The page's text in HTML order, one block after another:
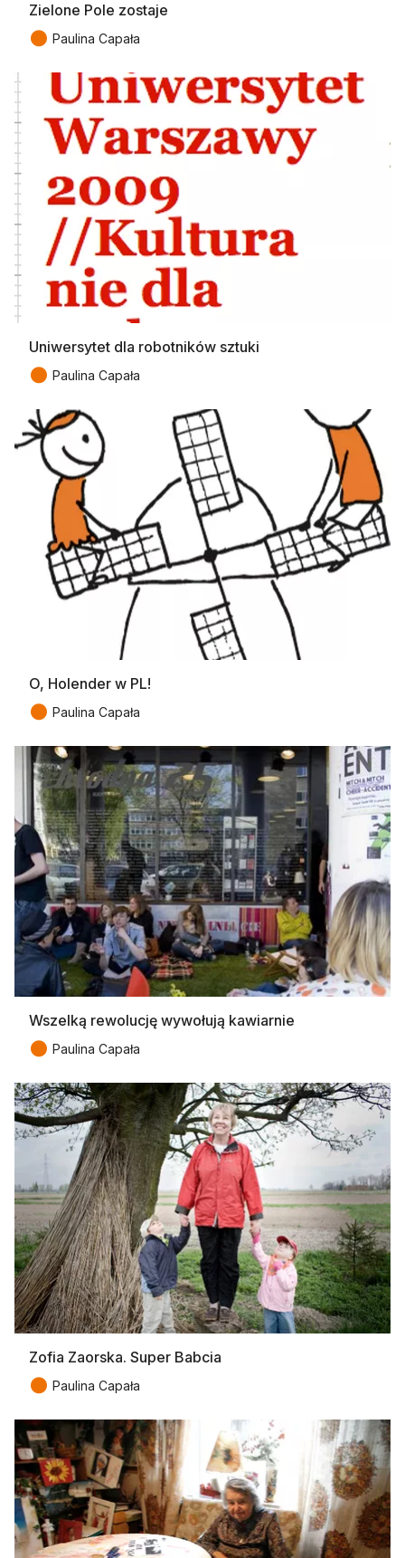
Zielone Pole zostaje
● Paulina Capała
Uniwersytet dla robotników sztuki
● Paulina Capała
O, Holender w PL!
● Paulina Capała
Wszelką rewolucję wywołują kawiarnie
● Paulina Capała
Zofia Zaorska. Super Babcia
● Paulina Capała